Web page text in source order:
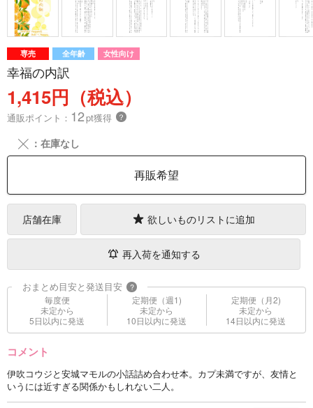
専売 全年齢 女性向け
幸福の内訳
1,415円（税込）
通販ポイント： 12pt獲得 ？
╳ ：在庫なし
再販希望
店舗在庫 欲しいものリストに追加
再入荷を通知する
おまとめ目安と発送目安 ?
毎度便
未定から
5日以内に発送
定期便（週1)
未定から
10日以内に発送
定期便（月2)
未定から
14日以内に発送
コメント
伊吹コウジと安城マモルの小話詰め合わせ本。カプ未満ですが、友情と
いうには近すぎる関係かもしれない二人。